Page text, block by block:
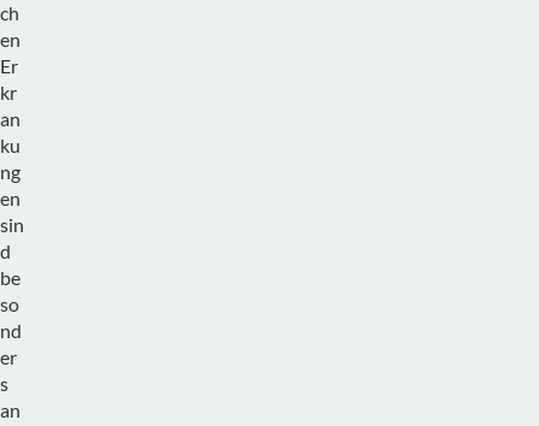
ch
en
Er
kr
an
ku
ng
en
sin
d
be
so
nd
er
s
an